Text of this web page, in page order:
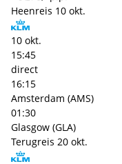
Heenreis 10 okt.
10 okt.
15:45
direct
16:15
Amsterdam (AMS)
01:30
Glasgow (GLA)
Terugreis 20 okt.